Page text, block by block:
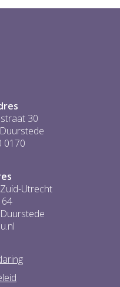
30
0170
Utrecht